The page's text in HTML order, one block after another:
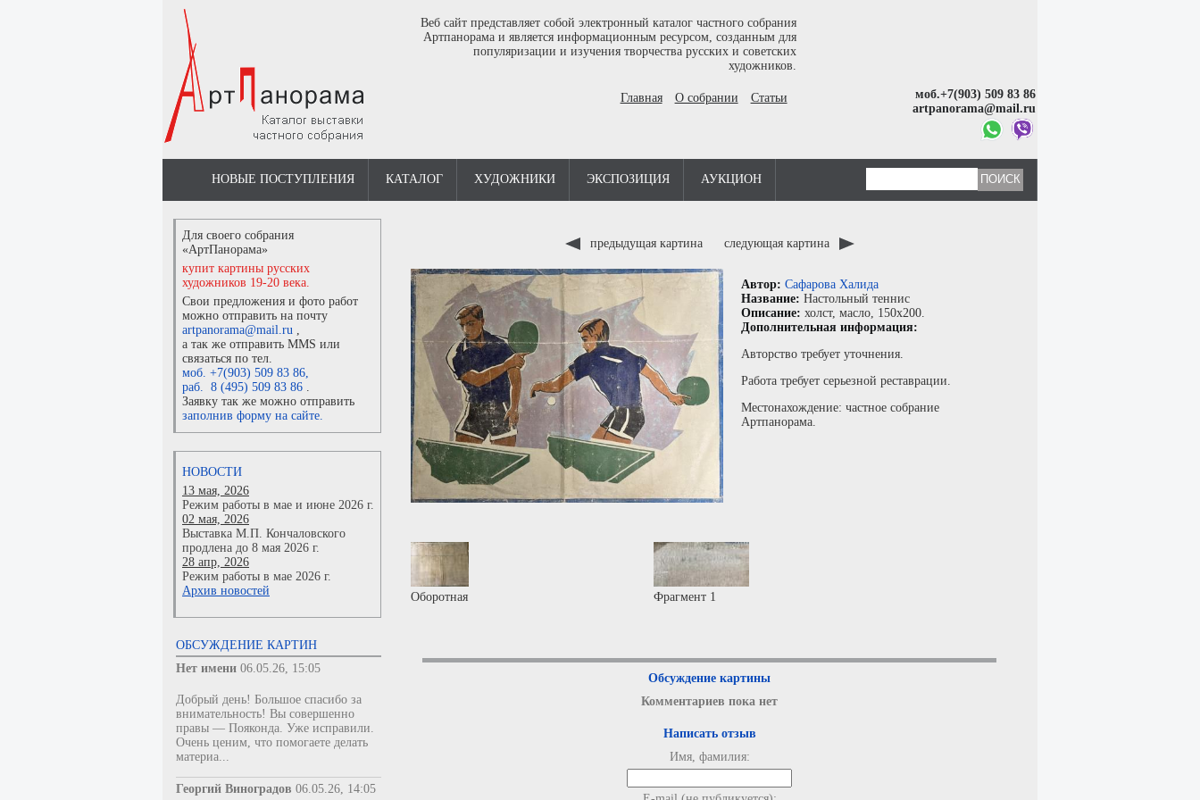
Веб сайт представляет собой электронный каталог частного собрания
Артпанорама и является информационным ресурсом, созданным для
популяризации и изучения творчества русских и советских
художников.
Главная О собрании Статьи
моб.+7(903) 509 83 86
artpanorama@mail.ru
НОВЫЕ ПОСТУПЛЕНИЯ КАТАЛОГ ХУДОЖНИКИ ЭКСПОЗИЦИЯ АУКЦИОН
Для своего собрания
«АртПанорама»
купит картины русских
художников 19-20 века.
Свои предложения и фото работ
можно отправить на почту
artpanorama@mail.ru ,
а так же отправить MMS или
связаться по тел.
моб. +7(903) 509 83 86,
раб. 8 (495) 509 83 86 .
Заявку так же можно отправить
заполнив форму на сайте.
НОВОСТИ
13 мая, 2026
Режим работы в мае и июне 2026 г.
02 мая, 2026
Выставка М.П. Кончаловского
продлена до 8 мая 2026 г.
28 апр, 2026
Режим работы в мае 2026 г.
Архив новостей
ОБСУЖДЕНИЕ КАРТИН
Нет имени 06.05.26, 15:05
Добрый день! Большое спасибо за
внимательность! Вы совершенно
правы — Пояконда. Уже исправили.
Очень ценим, что помогаете делать
материа...
Георгий Виноградов 06.05.26, 14:05
предыдущая картина следующая картина
Автор: Сафарова Халида
Название: Настольный теннис
Описание: холст, масло, 150x200.
Дополнительная информация:
Авторство требует уточнения.
Работа требует серьезной реставрации.
Местонахождение: частное собрание
Артпанорама.
Оборотная Фрагмент 1
Обсуждение картины
Комментариев пока нет
Написать отзыв
Имя, фамилия: